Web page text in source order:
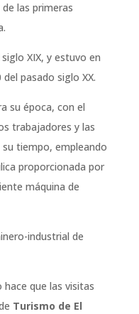
de las primeras
XIX, y estuvo en
pasado siglo XX.
su época, con el
trabajadores y las
tiempo, empleando
proporcionada por
máquina de
industrial de
que las visitas
Turismo de El